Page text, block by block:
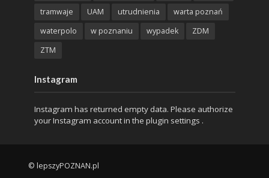
tramwaje
UAM utrudnienia
warta poznań
waterpolo
w poznaniu wypadek
ZDM
ZTM
Instagram
Instagram has returned empty data. Please authorize
your Instagram account in the plugin settings .
© lepszyPOZNAN.pl